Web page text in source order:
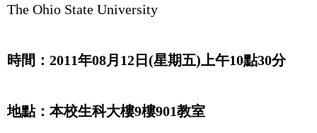
The Ohio State University
時間： 2011年08月 12 日 (星期五)上午10點30分
地點：本校生科大樓9樓901教室